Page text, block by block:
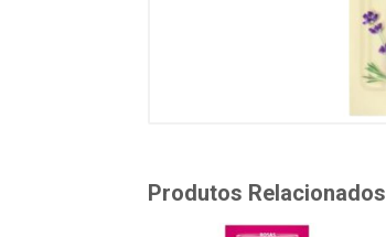
Produtos Relacionados